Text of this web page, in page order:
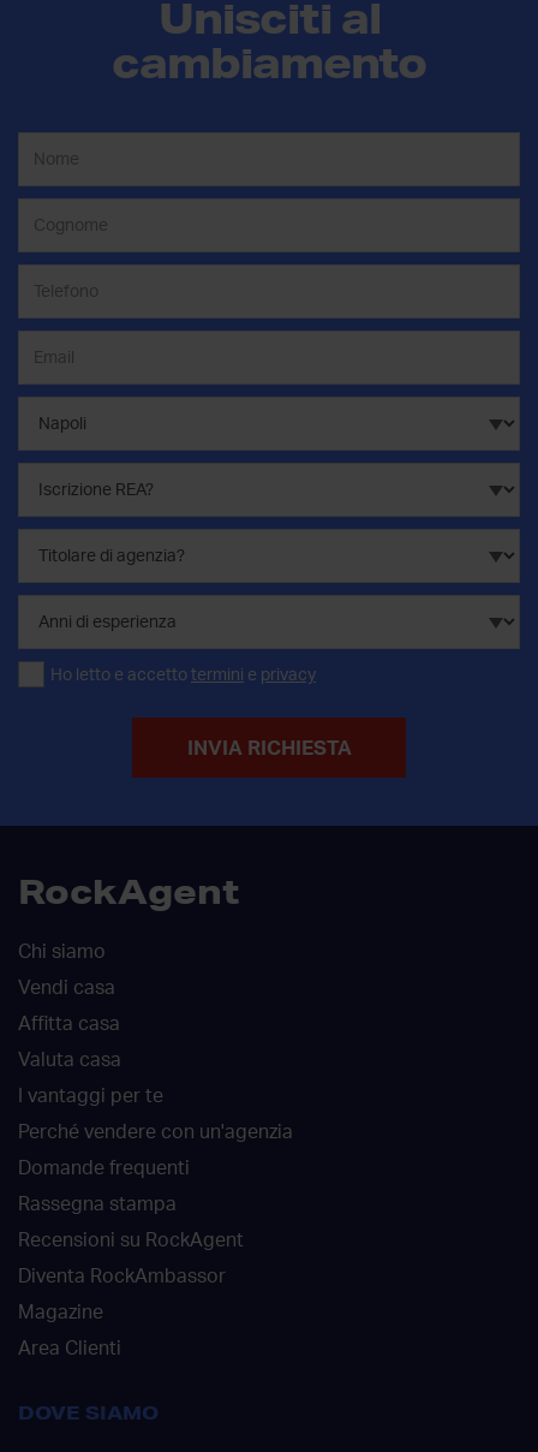
Unisciti al
cambiamento
Ho letto e accetto termini e privacy
INVIA RICHIESTA
RockAgent
Chi siamo
Vendi casa
Affitta casa
Valuta casa
I vantaggi per te
Perché vendere con un'agenzia
Domande frequenti
Rassegna stampa
Recensioni su RockAgent
Diventa RockAmbassor
Magazine
Area Clienti
DOVE SIAMO